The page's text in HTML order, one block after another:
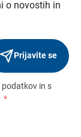
o novostih in
Prijavite se
in s
*